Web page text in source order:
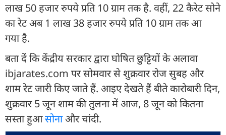
लाख 50 हजार रुपये प्रति 10 ग्राम तक है. वहीं, 22 कैरेट सोने
का रेट अब 1 लाख 38 हजार रुपये प्रति 10 ग्राम तक आ
गया है.
बता दें कि केंद्रीय सरकार द्वारा घोषित छुट्टियों के अलावा
ibjarates.com पर सोमवार से शुक्रवार रोज सुबह और
शाम रेट जारी किए जाते हैं. आइए देखते हैं बीते कारोबारी दिन,
शुक्रवार 5 जून शाम की तुलना में आज, 8 जून को कितना
सस्ता हुआसोनाऔर चांदी.